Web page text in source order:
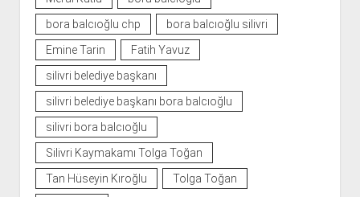
bora balcıoğlu chp
bora balcıoğlu silivri
Emine Tarin
Fatih Yavuz
silivri belediye başkanı
silivri belediye başkanı bora balcıoğlu
silivri bora balcıoğlu
Silivri Kaymakamı Tolga Toğan
Tan Hüseyin Kıroğlu
Tolga Toğan